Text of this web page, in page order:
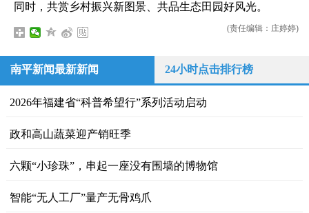
同时，共赏乡村振兴新图景、共品生态田园好风光。
(责任编辑：庄婷婷)
南平新闻最新新闻 24小时点击排行榜
2026年福建省“科普希望行”系列活动启动
政和高山蔬菜迎产销旺季
六颗“小珍珠”，串起一座没有围墙的博物馆
智能“无人工厂”量产无骨鸡爪